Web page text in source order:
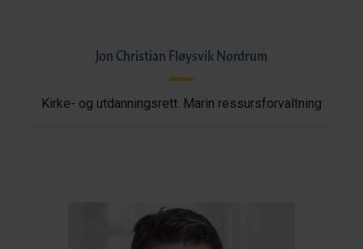
Jon Christian Fløysvik Nordrum
Kirke- og utdanningsrett. Marin ressursforvaltning